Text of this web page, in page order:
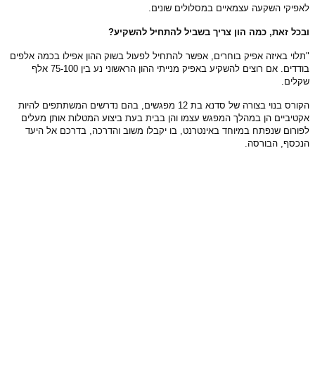
לאפיקי השקעה עצמאיים במסלולים שונים.
ובכל זאת, כמה הון צריך בשביל להתחיל להשקיע?
"תלוי באיזה אפיק בוחרים, אפשר להתחיל לפעול בשוק ההון אפילו בכמה אלפים
בודדים. אם רוצים להשקיע באפיק מנייתי ההון הראשוני נע בין 75-100 אלף
שקלים.
הקורס בנוי בצורה של סדנא בת 12 מפגשים, בהם נדרשים המשתתפים להיות
אקטיביים הן במהלך המפגש עצמו והן בבית בעת ביצוע המטלות אותן מעלים
לפורום שנפתח במיוחד באינטרנט, בו יקבלו משוב והדרכה, בדרכם אל היעד
הנכסף, הבורסה.